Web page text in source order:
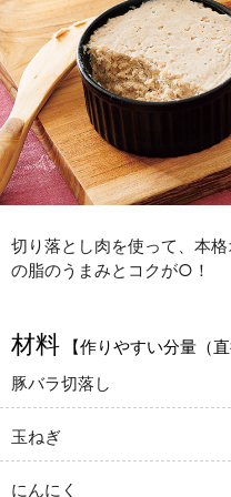
切り落とし肉を使って、本
の脂のうまみとコクが○！
材料
【作りやすい分量（
豚バラ切落し
玉ねぎ
にんにく